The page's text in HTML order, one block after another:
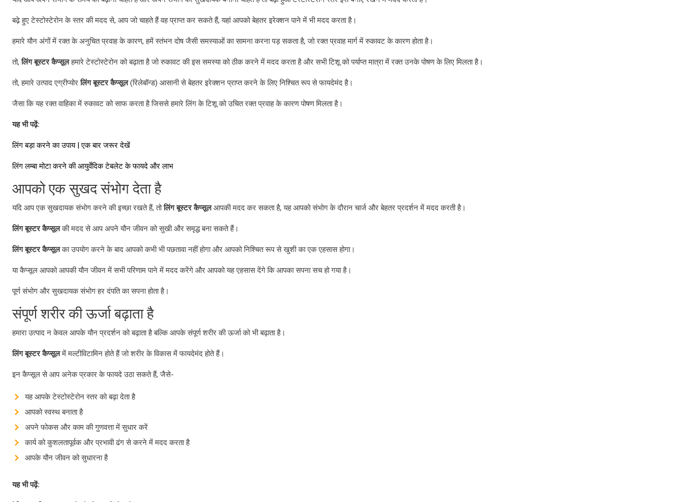
बढ़े हुए टेस्टोस्टेरोन के स्तर की मदद से, आप जो चाहते हैं वह प्राप्त कर सकते हैं, यहां आपको बेहतर इरेक्शन पाने में भी मदद करता है।
हमारे यौन अंगों में रक्त के अनुचित प्रवाह के कारण, हमें स्तंभन दोष जैसी समस्याओं का सामना करना पड़ सकता है, जो रक्त प्रवाह मार्ग में रुकावट के कारण होता है।
तो,लिंग बूस्टर कैप्सूलहमारे टेस्टोस्टेरोन को बढ़ाता है जो रुकावट की इस समस्या को ठीक करने में मदद करता है और सभी टिशू को पर्याप्त मात्रा में रक्त उनके पोषण के लिए मिलता है।
तो, हमारे उत्पाद एग्रीप्योरलिंग बूस्टर कैप्सूल(रिलेबॉन्ड) आसानी से बेहतर इरेक्शन प्राप्त करने के लिए निश्चित रूप से फायदेमंद है।
जैसा कि यह रक्त वाहिका में रुकावट को साफ करता है जिससे हमारे लिंग के टिशू को उचित रक्त प्रवाह के कारण पोषण मिलता है।
यह भी पढ़ें:
लिंग बड़ा करने का उपाय | एक बार जरूर देखें
लिंग लम्बा मोटा करने की आयुर्वेदिक टेबलेट के फायदे और लाभ
आपको एक सुखद संभोग देता है
यदि आप एक सुखदायक संभोग करने की इच्छा रखते हैं, तोलिंग बूस्टर कैप्सूलआपकी मदद कर सकता है, यह आपको संभोग के दौरान चार्ज और बेहतर प्रदर्शन में मदद करती है।
लिंग बूस्टर कैप्सूलकी मदद से आप अपने यौन जीवन को सुखी और समृद्ध बना सकते हैं।
लिंग बूस्टर कैप्सूलका उपयोग करने के बाद आपको कभी भी पछतावा नहीं होगा और आपको निश्चित रूप से खुशी का एक एहसास होगा।
या कैप्सूल आपको आपकी यौन जीवन में सभी परिणाम पाने में मदद करेंगे और आपको यह एहसास देंगे कि आपका सपना सच हो गया है।
पूर्ण संभोग और सुखदायक संभोग हर दंपति का सपना होता है।
संपूर्ण शरीर की ऊर्जा बढ़ाता है
हमारा उत्पाद न केवल आपके यौन प्रदर्शन को बढ़ाता है बल्कि आपके संपूर्ण शरीर की ऊर्जा को भी बढ़ाता है।
लिंग बूस्टर कैप्सूलमें मल्टीविटामिन होते हैं जो शरीर के विकास में फायदेमंद होते हैं।
इन कैप्सूल से आप अनेक प्रकार के फायदे उठा सकते हैं, जैसे-
यह आपके टेस्टोस्टेरोन स्तर को बढ़ा देता है
आपको स्वस्थ बनाता है
अपने फोकस और काम की गुणवत्ता में सुधार करें
कार्य को कुशलतापूर्वक और प्रभावी ढंग से करने में मदद करता है
आपके यौन जीवन को सुधारना है
यह भी पढ़ें: